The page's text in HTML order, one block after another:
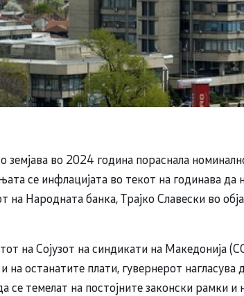
земјава во 2024 година пораснала
се инфлацијата во текот на годинава
на Народната банка, Трајко Славески во
на Сојузот на синдикати на Македонија
на останатите плати, гувернерот нагласува
се темелат на постојните законски рамки